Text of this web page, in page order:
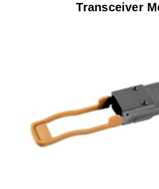
Transceiver